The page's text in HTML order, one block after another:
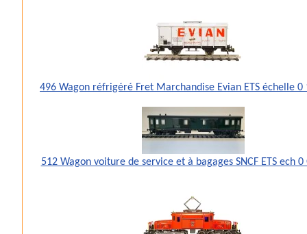
496 Wagon réfrigéré Fret Marchandise Evian ETS échelle 0
512 Wagon voiture de service et à bagages SNCF ETS ech